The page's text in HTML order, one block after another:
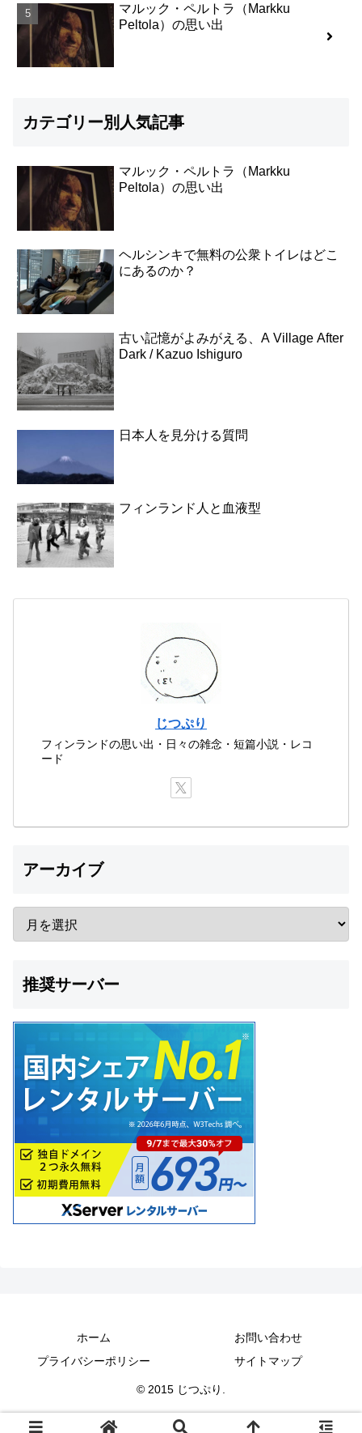
マルック・ペルトラ（Markku
Peltola）の思い出
カテゴリー別人気記事
マルック・ペルトラ（Markku
Peltola）の思い出
ヘルシンキで無料の公衆トイレはどこ
にあるのか？
古い記憶がよみがえる、A Village After
Dark / Kazuo Ishiguro
日本人を見分ける質問
フィンランド人と血液型
じつぷり
フィンランドの思い出・日々の雑念・短篇小説・レコ
ード
アーカイブ
推奨サーバー
ホーム
お問い合わせ
プライバシーポリシー
サイトマップ
© 2015 じつぷり.